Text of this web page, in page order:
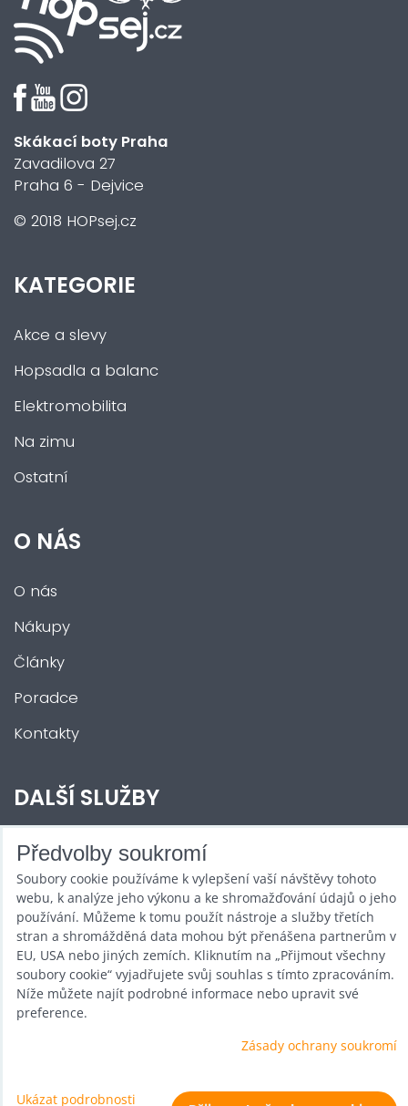
Skákací boty Praha
Zavadilova 27
Praha 6 - Dejvice
© 2018 HOPsej.cz
KATEGORIE
Akce a slevy
Hopsadla a balanc
Elektromobilita
Na zimu
Ostatní
O NÁS
O nás
Nákupy
Články
Poradce
Kontakty
DALŠÍ SLUŽBY
Zábava na Vaši akci
Půjčovna
Promotéři
Kurzy a setkání
Velkoobchod
Nabídka práce
Předvolby soukromí
Soubory cookie používáme k vylepšení vaší návštěvy tohoto
webu, k analýze jeho výkonu a ke shromažďování údajů o jeho
používání. Můžeme k tomu použít nástroje a služby třetích
stran a shromážděná data mohou být přenášena partnerům v
EU, USA nebo jiných zemích. Kliknutím na „Přijmout všechny
soubory cookie“ vyjadřujete svůj souhlas s tímto zpracováním.
Níže můžete najít podrobné informace nebo upravit své
preference.
Zásady ochrany soukromí
Ukázat podrobnosti